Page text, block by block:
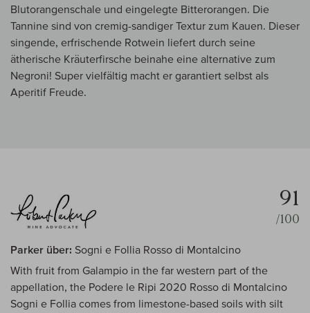
Blutorangenschale und eingelegte Bitterorangen. Die
Tannine sind von cremig-sandiger Textur zum Kauen. Dieser
singende, erfrischende Rotwein liefert durch seine
ätherische Kräuterfirsche beinahe eine alternative zum
Negroni! Super vielfältig macht er garantiert selbst als
Aperitif Freude.
91
/100
Parker über: Sogni e Follia Rosso di Montalcino
With fruit from Galampio in the far western part of the
appellation, the Podere le Ripi 2020 Rosso di Montalcino
Sogni e Follia comes from limestone-based soils with silt